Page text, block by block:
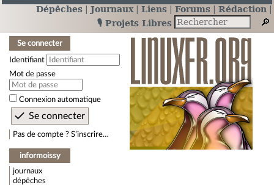
Dépêches Journaux Liens Forums
Rédaction
🎙️ Projets Libres
Se connecter
Identifiant
Mot de passe
Connexion automatique
Pas de compte ? S’inscrire…
informoissy
journaux
dépêches